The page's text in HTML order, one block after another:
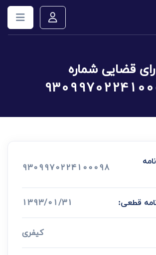
رای قضایی شماره
9309970224100098
قطعی: 1393/01/31
کیفری